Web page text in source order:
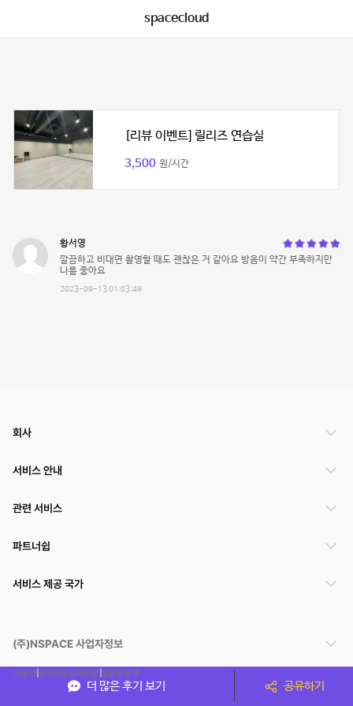
spacecloud
[리뷰 이벤트] 릴리즈 연습실
3,500 원/시간
황서영
깔끔하고 비대면 촬영할 때도 괜찮은 거 같아요 방음이 약간 부족하지만
나름 좋아요
2023-09-13 01:03:49
더 많은 후기 보기 공유하기
회사
서비스 안내
관련 서비스
파트너쉽
서비스 제공 국가
(주)NSPACE 사업자정보
이용약관개인정보처리방침운영정책
스페이스클라우드는 통신판매중개자이며 통신판매의 당사자가 아닙니다. 따라서 스페이스클